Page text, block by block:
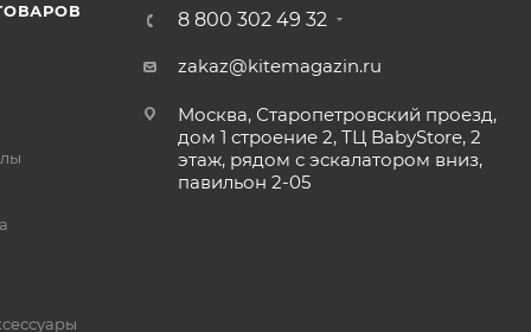
8 800 302 49 32
zakaz@kitemagazin.ru
Москва, Старопетровский проезд,
дом 1 строение 2, ТЦ BabyStore, 2
этаж, рядом с эскалатором вниз,
павильон 2-05